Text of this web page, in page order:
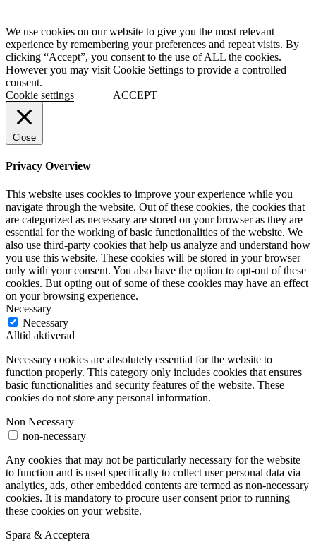
We use cookies on our website to give you the most relevant
experience by remembering your preferences and repeat visits. By
clicking “Accept”, you consent to the use of ALL the cookies.
However you may visit Cookie Settings to provide a controlled
consent.
Cookie settings
ACCEPT
Close
Privacy Overview
This website uses cookies to improve your experience while you
navigate through the website. Out of these cookies, the cookies that
are categorized as necessary are stored on your browser as they are
essential for the working of basic functionalities of the website. We
also use third-party cookies that help us analyze and understand how
you use this website. These cookies will be stored in your browser
only with your consent. You also have the option to opt-out of these
cookies. But opting out of some of these cookies may have an effect
on your browsing experience.
Necessary
Necessary
Alltid aktiverad
Necessary cookies are absolutely essential for the website to
function properly. This category only includes cookies that ensures
basic functionalities and security features of the website. These
cookies do not store any personal information.
Non Necessary
non-necessary
Any cookies that may not be particularly necessary for the website
to function and is used specifically to collect user personal data via
analytics, ads, other embedded contents are termed as non-necessary
cookies. It is mandatory to procure user consent prior to running
these cookies on your website.
Spara & Acceptera